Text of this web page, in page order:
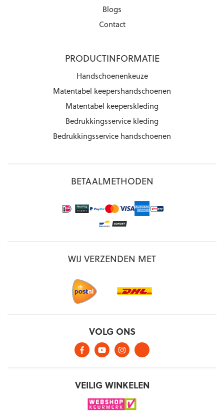
Blogs
Contact
PRODUCTINFORMATIE
Handschoenenkeuze
Matentabel keepershandschoenen
Matentabel keeperskleding
Bedrukkingsservice kleding
Bedrukkingsservice handschoenen
BETAALMETHODEN
WIJ VERZENDEN MET